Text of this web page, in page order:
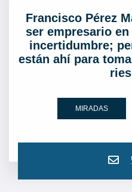
Francisco Pérez
ser empresario
incertidumbre;
están ahí para
MIRADAS